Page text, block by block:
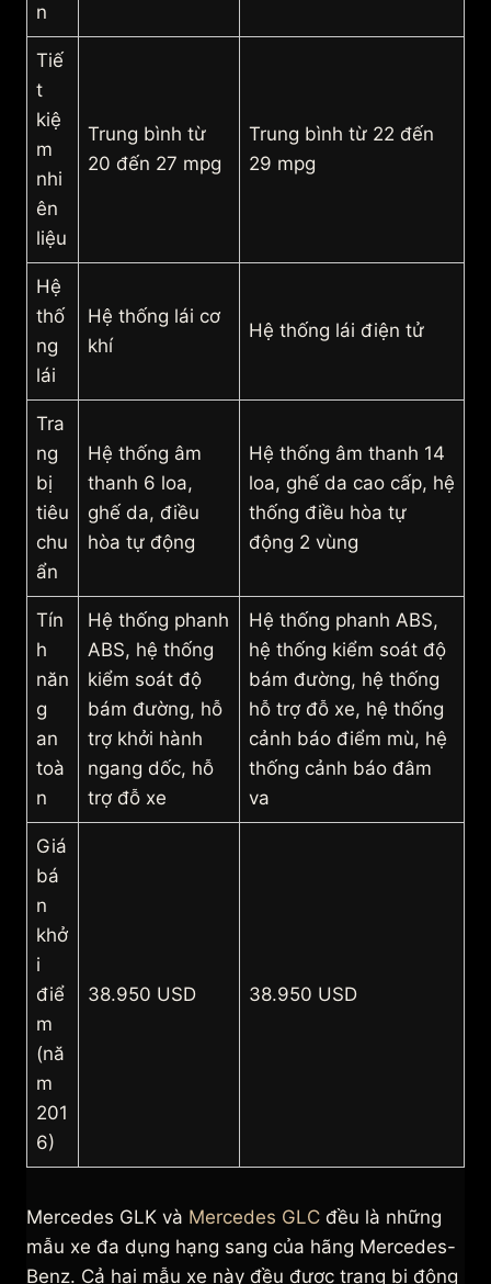
n
Tiế
t
kiệ
m
nhi
ên
liệu
Trung bình từ
20 đến 27 mpg
Trung bình từ 22 đến
29 mpg
Hệ
thố
ng
lái
Hệ thống lái cơ
khí
Hệ thống lái điện tử
Tra
ng
bị
tiêu
chu
ẩn
Hệ thống âm
thanh 6 loa,
ghế da, điều
hòa tự động
Hệ thống âm thanh 14
loa, ghế da cao cấp, hệ
thống điều hòa tự
động 2 vùng
Tín
h
năn
g
an
toà
n
Hệ thống phanh
ABS, hệ thống
kiểm soát độ
bám đường, hỗ
trợ khởi hành
ngang dốc, hỗ
trợ đỗ xe
Hệ thống phanh ABS,
hệ thống kiểm soát độ
bám đường, hệ thống
hỗ trợ đỗ xe, hệ thống
cảnh báo điểm mù, hệ
thống cảnh báo đâm
va
Giá
bá
n
khở
i
điể
m
(nă
m
201
6)
38.950 USD 38.950 USD
Mercedes GLK và Mercedes GLC đều là những
mẫu xe đa dụng hạng sang của hãng Mercedes-
Benz. Cả hai mẫu xe này đều được trang bị động